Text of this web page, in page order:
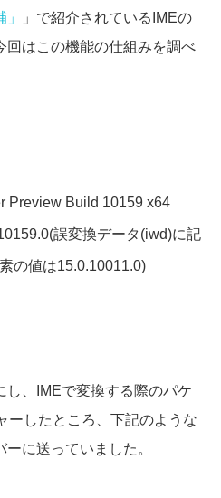
」で紹介されているIMEの
回はこの機能の仕組みを調べ
Preview Build 10159 x64
誤変換データ(iwd)に記
の値は15.0.10011.0)
し、IMEで変換する際のパケ
ーしたところ、下記のような
に送っていました。